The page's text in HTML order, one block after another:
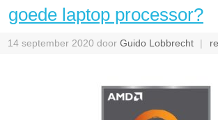
goede laptop processor?
14 september 2020 door Guido Lobbrecht